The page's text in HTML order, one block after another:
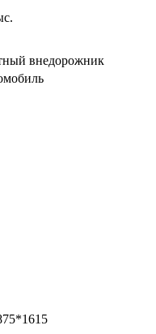
внедорожник